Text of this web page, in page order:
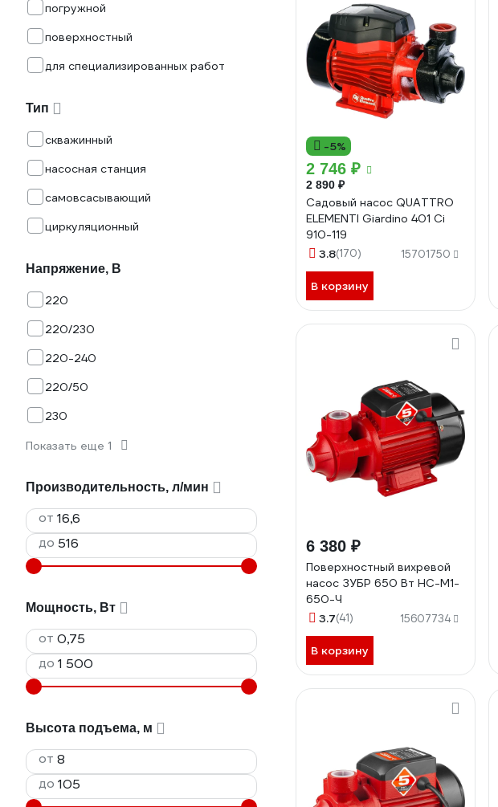
погружной
поверхностный
для специализированных работ
Тип
скважинный
насосная станция
самовсасывающий
циркуляционный
Напряжение, В
220
220/230
220-240
220/50
230
Показать еще 1
Производительность, л/мин
от
до
Мощность, Вт
от
до
Высота подъема, м
от
до
-5%
2 746 ₽
2 890 ₽
Садовый насос QUATTRO
ELEMENTI Giardino 401 Ci
910-119
3.8(170) 15701750
В корзину
6 380 ₽
Поверхностный вихревой
насос ЗУБР 650 Вт НС-М1-
650-Ч
3.7(41) 15607734
В корзину